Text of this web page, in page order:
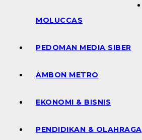
MOLUCCAS
PEDOMAN MEDIA SIBER
AMBON METRO
EKONOMI & BISNIS
PENDIDIKAN & OLAHRAGA